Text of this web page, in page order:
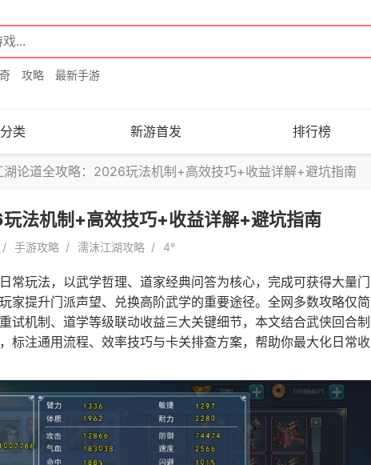
攻略 最新手游
类 新游首发 排行榜
湖论道全攻略：2026玩法机制+高效技巧+收益详解+避坑指南
法机制+高效技巧+收益详解+避坑指南
手游攻略 濡沫江湖攻略 4°
玩法，以武学哲理、道家经典问答为核心，完成可获得大量门
家提升门派声望、兑换高阶武学的重要途径。全网多数攻略仅简
试机制、道学等级联动收益三大关键细节，本文结合武侠回合制
标注通用流程、效率技巧与卡关排查方案，帮助你最大化日常收